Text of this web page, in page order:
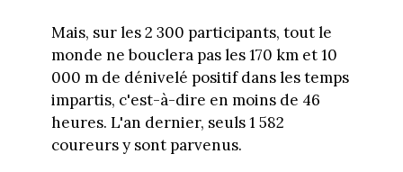
Mais, sur les 2 300 participants, tout le
monde ne bouclera pas les 170 km et 10
000 m de dénivelé positif dans les temps
impartis, c'est-à-dire en moins de 46
heures. L'an dernier, seuls 1 582
coureurs y sont parvenus.